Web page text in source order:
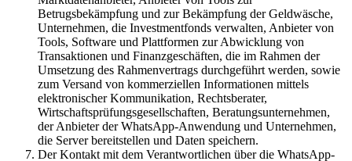
Betrugsbekämpfung und zur Bekämpfung der Geldwäsche,
Unternehmen, die Investmentfonds verwalten, Anbieter von
Tools, Software und Plattformen zur Abwicklung von
Transaktionen und Finanzgeschäften, die im Rahmen der
Umsetzung des Rahmenvertrags durchgeführt werden, sowie
zum Versand von kommerziellen Informationen mittels
elektronischer Kommunikation, Rechtsberater,
Wirtschaftsprüfungsgesellschaften, Beratungsunternehmen,
der Anbieter der WhatsApp-Anwendung und Unternehmen,
die Server bereitstellen und Daten speichern.
Der Kontakt mit dem Verantwortlichen über die WhatsApp-